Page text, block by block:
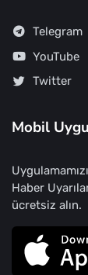
Telegram
YouTube
Twitter
Mobil
Haber
ücretsiz alın.